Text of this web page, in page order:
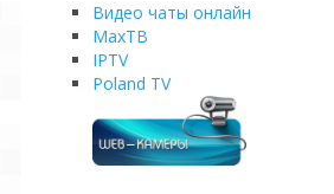
Видео чаты онлайн
MaxТВ
IPTV
Poland TV